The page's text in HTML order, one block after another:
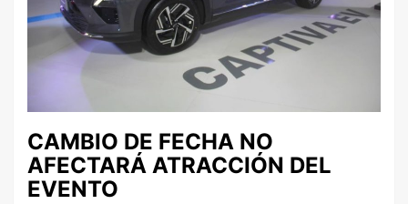
CAMBIO DE FECHA NO
AFECTARÁ ATRACCIÓN DEL
EVENTO